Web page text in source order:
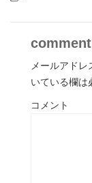
comment
メールアドレ
いている欄は
コメント